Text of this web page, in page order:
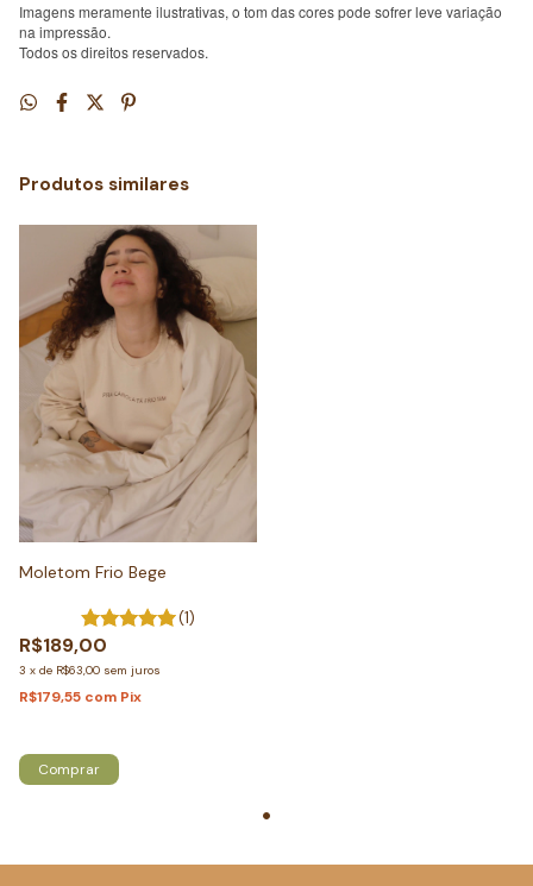
Imagens meramente ilustrativas, o tom das cores pode sofrer leve variação
na impressão.
Todos os direitos reservados.
Produtos similares
Moletom Frio Bege
(1)
R$189,00
3 x de R$63,00 sem juros
R$179,55 com Pix
Comprar